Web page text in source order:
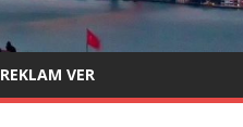
REKLAM VER